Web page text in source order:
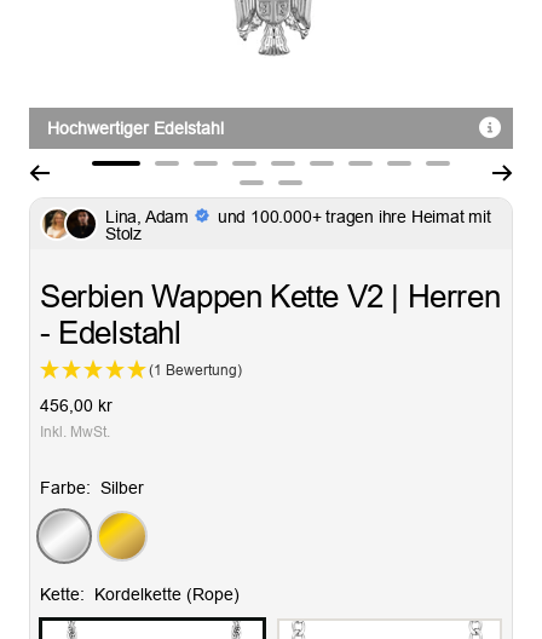
Hochwertiger Edelstahl
Slide
1
Slide
Slide
Zur
Slide
Zur
SlideSlide
Slide Slide Slide
Zur
Slide
gehen
Zur
Slide
gehen
Lina, Adam
und 100.000+ tragen ihre Heimat mit
Stolz
Serbien Wappen Kette V2 | Herren
- Edelstahl
(1 Bewertung)
Angebotspreis
456,00 kr
Inkl. MwSt.
Farbe: Silber
Silber
Gold
Kette: Kordelkette (Rope)